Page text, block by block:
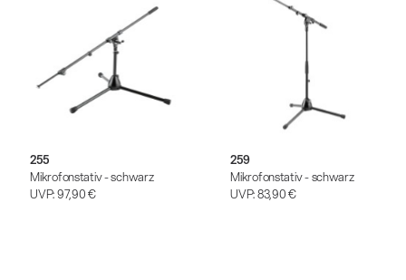
255
Mikrofonstativ - schwarz
UVP:97,90 €
259
Mikrofonstativ - schwarz
UVP:83,90 €